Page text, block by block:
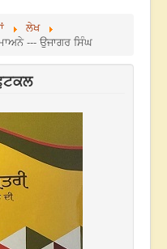
ਲੇਖ
--- ਉਜਾਗਰ ਸਿੰਘ